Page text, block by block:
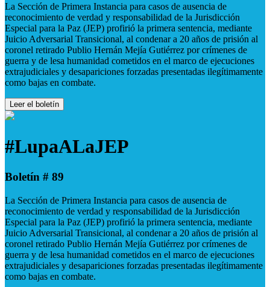
La Sección de Primera Instancia para casos de ausencia de
reconocimiento de verdad y responsabilidad de la Jurisdicción
Especial para la Paz (JEP) profirió la primera sentencia, mediante
Juicio Adversarial Transicional, al condenar a 20 años de prisión al
coronel retirado Publio Hernán Mejía Gutiérrez por crímenes de
guerra y de lesa humanidad cometidos en el marco de ejecuciones
extrajudiciales y desapariciones forzadas presentadas ilegítimamente
como bajas en combate.
Leer el boletín
#LupaALaJEP
Boletín # 89
La Sección de Primera Instancia para casos de ausencia de
reconocimiento de verdad y responsabilidad de la Jurisdicción
Especial para la Paz (JEP) profirió la primera sentencia, mediante
Juicio Adversarial Transicional, al condenar a 20 años de prisión al
coronel retirado Publio Hernán Mejía Gutiérrez por crímenes de
guerra y de lesa humanidad cometidos en el marco de ejecuciones
extrajudiciales y desapariciones forzadas presentadas ilegítimamente
como bajas en combate.